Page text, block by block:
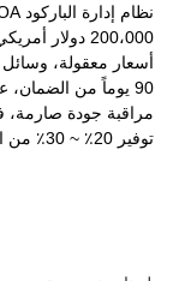
نظام إدارة الباركود SAP+OA+
200،000 دولار أمريكي مخزون منتظم ، 1 ~ 14 يوماً وقت التوصيل
أسعار معقولة،
90 يوماً من الضمان، عرض العينة
مراقبة جودة
توفير 20٪ ~ 30٪ من التكلفة من قبل مصنع إنتاج مخصص